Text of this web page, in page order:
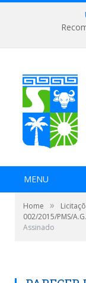
MENU
Home »
002/2015/PMS/
Assinado